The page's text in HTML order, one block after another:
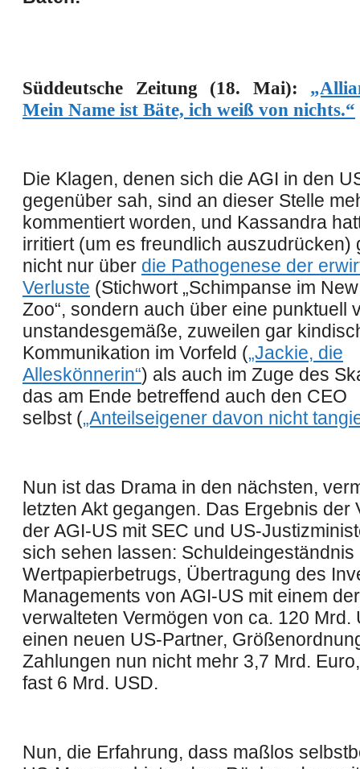
Süddeutsche Zeitung (18. Mai):
Mein Name ist Bäte, ich weiß von nichts.“
Die Klagen, denen sich die AGI in den
gegenüber sah, sind an dieser Stelle
kommentiert worden, und Kassandra
irritiert (um es freundlich auszudrücken)
nicht nur über die Pathogenese der
Verluste (Stichwort „Schimpanse im
Zoo“, sondern auch über eine punktuell
unstandesgemäße, zuweilen gar
Kommunikation im Vorfeld („Jackie, die
Alleskönnerin“) als auch im Zuge des
das am Ende betreffend auch den CEO
selbst („Anteilseigener davon nicht
Nun ist das Drama in den nächsten,
letzten Akt gegangen. Das Ergebnis der
der AGI-US mit SEC und US-
sich sehen lassen: Schuldeingeständnis
Wertpapierbetrugs, Übertragung des
Managements von AGI-US mit einem
verwalteten Vermögen von ca. 120 Mrd.
einen neuen US-Partner,
Zahlungen nun nicht mehr 3,7 Mrd.
fast 6 Mrd. USD.
Nun, die Erfahrung, dass maßlos